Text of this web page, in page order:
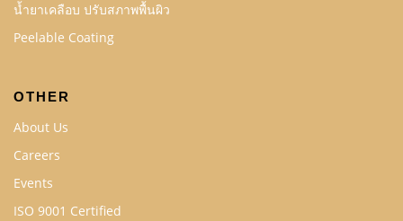
น้ำยาเคลือบ ปรับสภาพพื้นผิว
Peelable Coating
OTHER
About Us
Careers
Events
ISO 9001 Certified